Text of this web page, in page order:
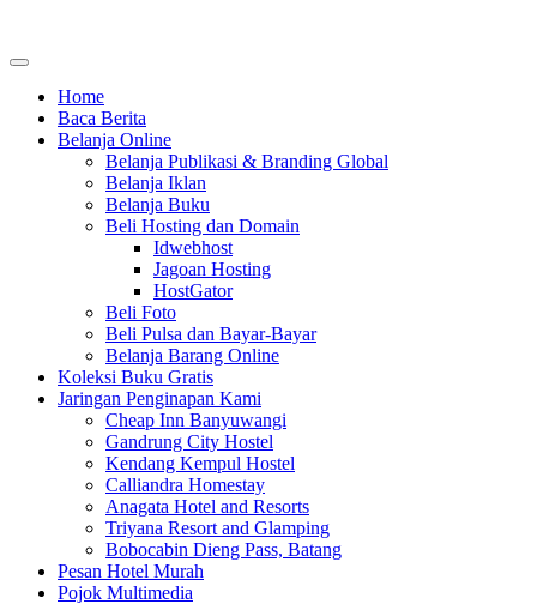
Home
Baca Berita
Belanja Online
Belanja Publikasi & Branding Global
Belanja Iklan
Belanja Buku
Beli Hosting dan Domain
Idwebhost
Jagoan Hosting
HostGator
Beli Foto
Beli Pulsa dan Bayar-Bayar
Belanja Barang Online
Koleksi Buku Gratis
Jaringan Penginapan Kami
Cheap Inn Banyuwangi
Gandrung City Hostel
Kendang Kempul Hostel
Calliandra Homestay
Anagata Hotel and Resorts
Triyana Resort and Glamping
Bobocabin Dieng Pass, Batang
Pesan Hotel Murah
Pojok Multimedia